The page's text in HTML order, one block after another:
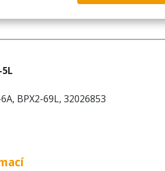
BPX2-69L, 32026853